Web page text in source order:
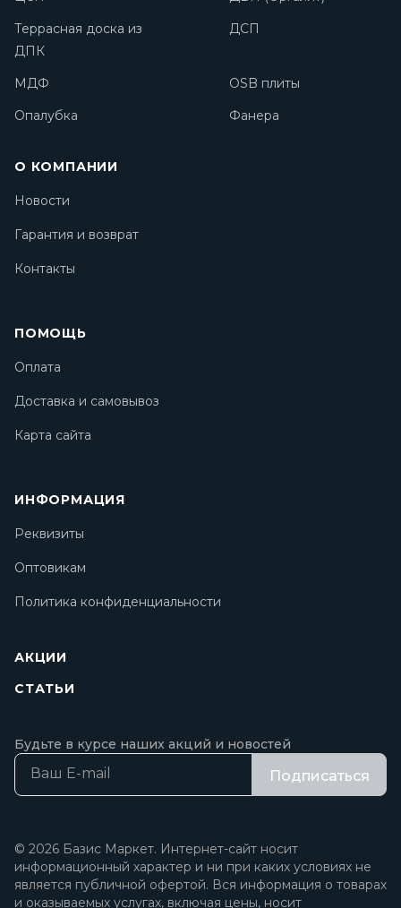
Террасная доска из
ДПК
ДСП
МДФ
OSB плиты
Опалубка
Фанера
О КОМПАНИИ
Новости
Гарантия и возврат
Контакты
ПОМОЩЬ
Оплата
Доставка и самовывоз
Карта сайта
ИНФОРМАЦИЯ
Реквизиты
Оптовикам
Политика конфиденциальности
АКЦИИ
СТАТЬИ
Будьте в курсе наших акций и новостей
Подписаться
© 2026 Базис Маркет. Интернет-сайт носит
информационный характер и ни при каких условиях не
является публичной офертой. Вся информация о товарах
и оказываемых услугах, включая цены, носит